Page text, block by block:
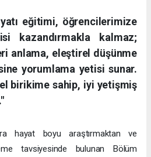
eğitimi, öğrencilerimize
kazandırmakla kalmaz;
anlama, eleştirel düşünme
yorumlama yetisi sunar.
birikime sahip, iyi yetişmiş
hayat boyu araştırmaktan ve
tavsiyesinde bulunan Bölüm